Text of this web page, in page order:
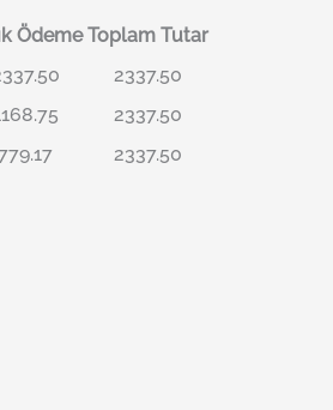
Ödeme Toplam Tutar
2337.50
2337.50
2337.50